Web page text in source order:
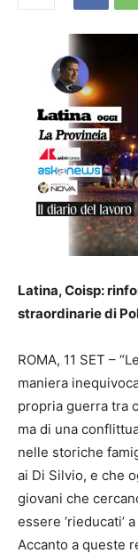
Latina, Coisp:
straordinarie di
ROMA, 11 SET –
maniera
propria guerra tra
ma di una
nelle storiche
ai Di Silvio, e che
giovani che
essere ‘rieducati’
Accanto a queste